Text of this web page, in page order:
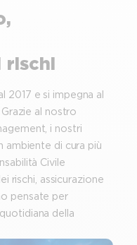
rischi
2017 e si impegna al
al nostro
i nostri
ambiente di cura più
Civile
rischi, assicurazione
pensate per
della